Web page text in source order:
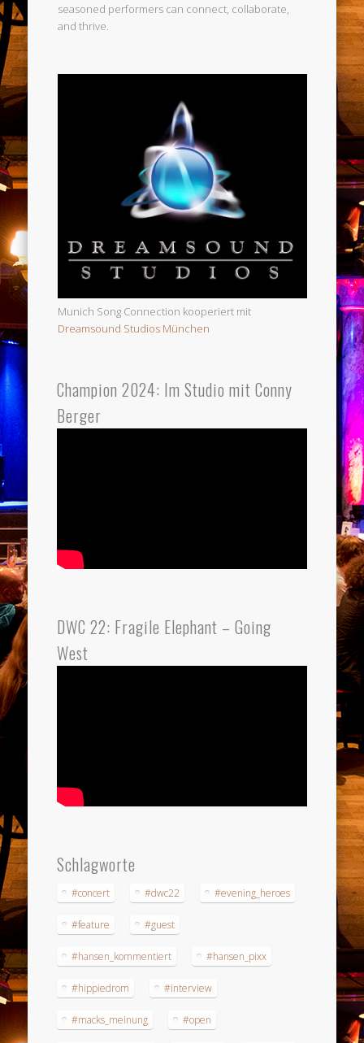
seasoned performers can connect, collaborate,
and thrive.
Munich Song Connection kooperiert mit
Dreamsound Studios München
Champion 2024: Im Studio mit Conny
Berger
DWC 22: Fragile Elephant – Going
West
Schlagworte
#concert #dwc22 #evening_heroes
#feature #guest
#hansen_kommentiert #hansen_pixx
#hippiedrom #interview
#macks_meinung #open